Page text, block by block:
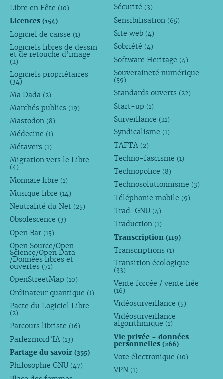
Libre en Fête (10)
Licences (154)
Logiciel de caisse (1)
Logiciels libres de dessin
et de retouche d’image
(2)
Logiciels propriétaires
(34)
Ma Dada (2)
Marchés publics (19)
Mastodon (8)
Médecine (1)
Métavers (1)
Migration vers le Libre
(4)
Monnaie libre (1)
Musique libre (14)
Neutralité du Net (25)
Obsolescence (3)
Open Bar (15)
Open Source/Open
Science/Open Data
/Données libres et
ouvertes (71)
OpenStreetMap (10)
Ordinateur quantique (1)
Pacte du Logiciel Libre
(2)
Parcours libriste (16)
Parlezmoid’IA (13)
Partage du savoir (355)
Philosophie GNU (47)
Sécurité (3)
Sensibilisation (65)
Site web (4)
Sobriété (4)
Software Heritage (4)
Souveraineté numérique
(59)
Standards ouverts (22)
Start-up (1)
Surveillance (21)
Syndicalisme (1)
TAFTA (2)
Techno-fascisme (1)
Technopolice (8)
Technosolutionnisme (3)
Téléphonie mobile (9)
Trad-GNU (4)
Traduction (1)
Transcription(119)
Transcriptions (1)
Transition écologique
(33)
Vente forcée / vente liée
(16)
Vidéosurveillance (5)
Vidéosurveillance
algorithmique (1)
Vie privée - données
personnelles(266)
Vote électronique (10)
VPN (1)